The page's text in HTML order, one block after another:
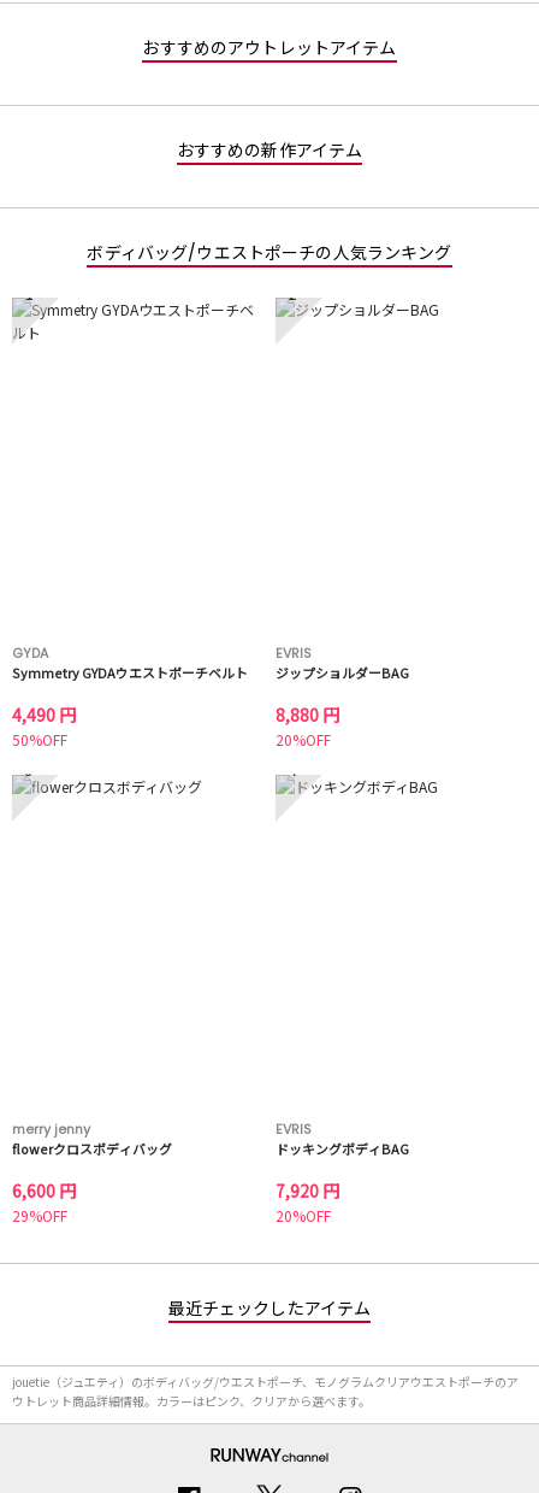
おすすめのアウトレットアイテム
おすすめの新作アイテム
ボディバッグ/ウエストポーチの人気ランキング
1
GYDA
Symmetry GYDAウエストポーチベルト
4,490 円
50%OFF
2
EVRIS
ジップショルダーBAG
8,880 円
20%OFF
3
merry jenny
flowerクロスボディバッグ
6,600 円
29%OFF
4
EVRIS
ドッキングボディBAG
7,920 円
20%OFF
最近チェックしたアイテム
jouetie（ジュエティ）のボディバッグ/ウエストポーチ、モノグラムクリアウエストポーチのア
ウトレット商品詳細情報。カラーはピンク、クリアから選べます。